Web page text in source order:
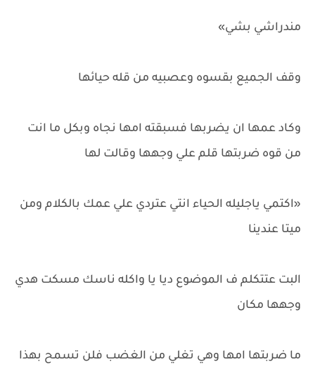
مندراشي بشي»
وقف الجميع بقسوه وعصبيه من قله حيائها
وكاد عمها ان يضربها فسبقته امها نجاه وبكل ما انت
من قوه ضربتها قلم علي وجهها وقالت لها
«اكتمي ياجليله الحياء انتي عتردي علي عمك بالكلام ومن
ميتا عندينا
البت عتتكلم ف الموضوع ديا يا واكله ناسك مسكت هدي
وجهها مكان
ما ضربتها امها وهي تغلي من الغضب فلن تسمح بهذا